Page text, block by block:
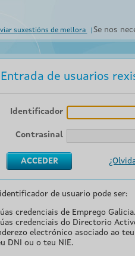
suxestións de mellora Se nos
Entrada de usuarios
Identificador
Contrasinal
de usuario pode ser:
credenciais de Emprego Galicia.
credenciais do Directorio
electrónico asociado ao
DNI ou o teu NIE.